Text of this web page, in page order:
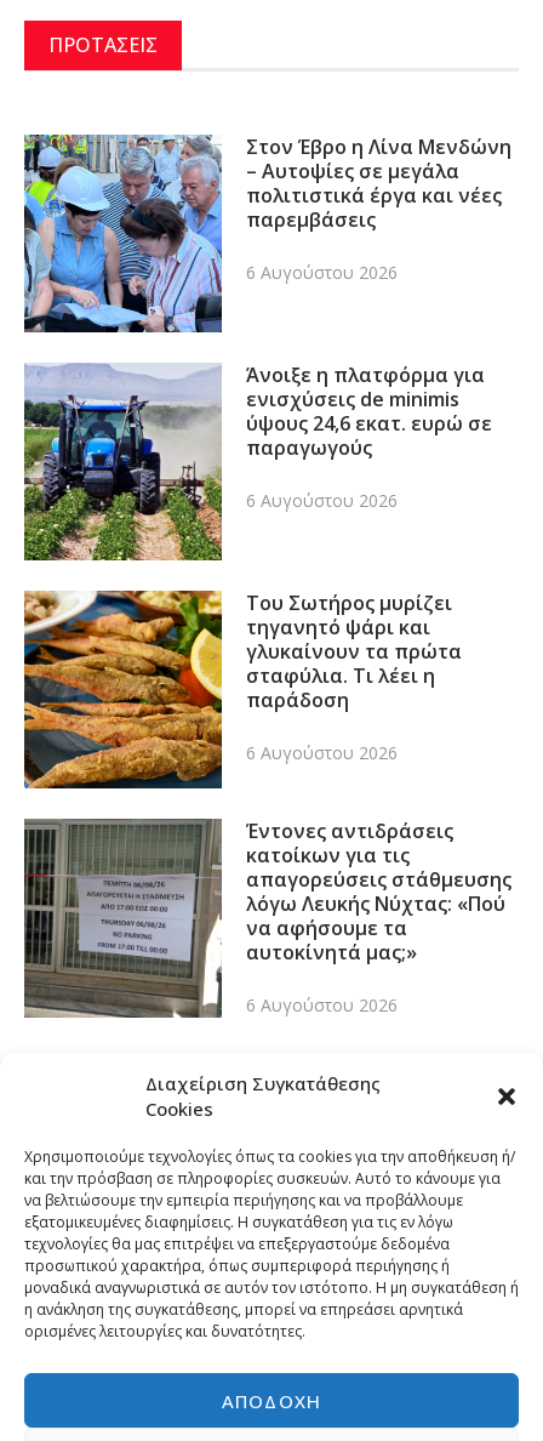
Διαχείριση Συγκατάθεσης
Cookies
Χρησιμοποιούμε τεχνολογίες όπως τα cookies για την αποθήκευση ή/
και την πρόσβαση σε πληροφορίες συσκευών. Αυτό το κάνουμε για
να βελτιώσουμε την εμπειρία περιήγησης και να προβάλλουμε
εξατομικευμένες διαφημίσεις. Η συγκατάθεση για τις εν λόγω
τεχνολογίες θα μας επιτρέψει να επεξεργαστούμε δεδομένα
προσωπικού χαρακτήρα, όπως συμπεριφορά περιήγησης ή
μοναδικά αναγνωριστικά σε αυτόν τον ιστότοπο. Η μη συγκατάθεση ή
η ανάκληση της συγκατάθεσης, μπορεί να επηρεάσει αρνητικά
ορισμένες λειτουργίες και δυνατότητες.
ΑΠΟΔΟΧΉ
ΠΡΟΤΑΣΕΙΣ
Στον Έβρο η Λίνα Μενδώνη
– Αυτοψίες σε μεγάλα
πολιτιστικά έργα και νέες
παρεμβάσεις
6 Αυγούστου 2026
Άνοιξε η πλατφόρμα για
ενισχύσεις de minimis
ύψους 24,6 εκατ. ευρώ σε
παραγωγούς
6 Αυγούστου 2026
Του Σωτήρος μυρίζει
τηγανητό ψάρι και
γλυκαίνουν τα πρώτα
σταφύλια. Τι λέει η
παράδοση
6 Αυγούστου 2026
Έντονες αντιδράσεις
κατοίκων για τις
απαγορεύσεις στάθμευσης
λόγω Λευκής Νύχτας: «Πού
να αφήσουμε τα
αυτοκίνητά μας;»
6 Αυγούστου 2026